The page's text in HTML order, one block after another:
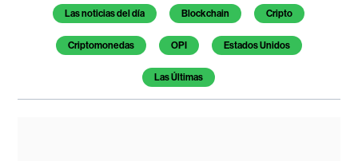
Temas de este artículo
Las noticias del día Blockchain Cripto
Criptomonedas OPI Estados Unidos
Las Últimas